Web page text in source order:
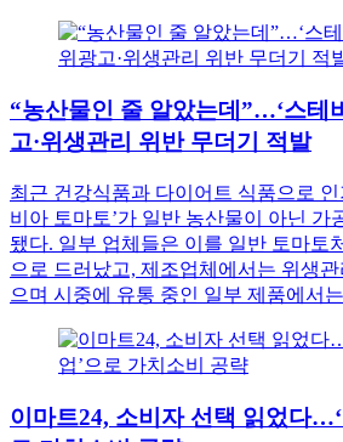
“농산물인 줄 알았는데”…‘스테
고·위생관리 위반 무더기 적발
최근 건강식품과 다이어트 식품으로 인
비아 토마토’가 일반 농산물이 아닌 가
됐다. 일부 업체들은 이를 일반 토마토
으로 드러났고, 제조업체에서는 위생
으며 시중에 유통 중인 일부 제품에서
이마트24, 소비자 선택 읽었다